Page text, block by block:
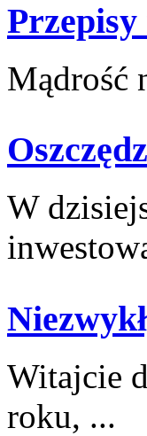
Mądrość
W
Witajcie
roku,‍ ...